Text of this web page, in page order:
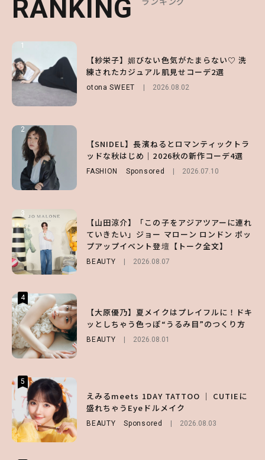
RANKING
1
【紗栄子】媚びない色気がたまらない♡ 洗
練されたカジュアル肌見せコーデ2選
otona SWEET 2026.08.02
2
【SNIDEL】長濱ねるとロマンティックトラ
ッドな秋はじめ｜2026秋の新作コーデ4選
FASHION Sponsored 2026.07.10
3
【山田涼介】「この子をアジアツアーに連れ
ていきたい」ジョー マローン ロンドン ポッ
プアップイベント登壇【トーク全文】
BEAUTY 2026.08.07
4
【大原優乃】夏メイクはプレイフルに！ドキ
ッとしちゃう色っぽ“うるみ目”のつくり方
BEAUTY 2026.08.01
5
えみるmeets 1DAY TATTOO ｜ CUTIEに
盛れちゃうEyeドルメイク
BEAUTY Sponsored 2026.08.03
RANKING
1
【ハローキティ】がスシローと初コラボ♡
第1弾の気になるメニュー＆限定グッズを総
チェック！
2026.07.31
2
【大原優乃】夏メイクはプレイフルに！ドキ
ッとしちゃう色っぽ“うるみ目”のつくり方
BEAUTY 2026.08.01
3
【森香澄】理想のスタイルはどう作る？体型
キープの秘訣や夏の過ごし方など独占インタ
ビュー！
ENTERTAINMENT 2026.07.31
4
る⁉ 39店舗限定『My フルーツ³ フラペチー
ノ®』を徹底レポ♡
5
【SNIDEL】長濱ねるとロマンティックトラ
ッドな秋はじめ｜2026秋の新作コーデ4選
FASHION Sponsored 2026.07.10
RANKING
1
【SNIDEL】長濱ねるとロマンティックトラ
ッドな秋はじめ｜2026秋の新作コーデ4選
FASHION Sponsored 2026.07.10
2
【付録】総柄ハローキティが可愛すぎ♡ 紀
ノ国屋コラボの“優秀保冷バッグ”は夏の強
い味方！【オトナミューズ9月号増刊】
3
【谷まりあ】夏は“シアースカート”でさり
げなく肌見せ！透け感のニュアンスを楽しめ
るマストハブアイテム4選
FASHION 2026.07.19
4
第1弾の気になるメニュー＆限定グッズを総
チェック！
5
【夏ヘアのくずれ・うねりに】ヘアメイク夢
月直伝♡ ドライシャンプー「バティスト」
を使ったプロ級スタイリング3選
Sponsored